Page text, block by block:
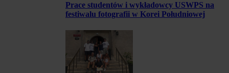
Prace studentów i wykładowcy USWPS na
festiwalu fotografii w Korei Południowej